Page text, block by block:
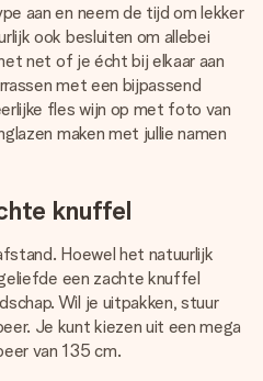
aan en neem de tijd om lekker
ook besluiten om allebei
net of je écht bij elkaar aan
met een bijpassend
fles wijn op met foto van
maken met jullie namen
knuffel
Hoewel het natuurlijk
een zachte knuffel
Wil je uitpakken, stuur
Je kunt kiezen uit een mega
van 135 cm.